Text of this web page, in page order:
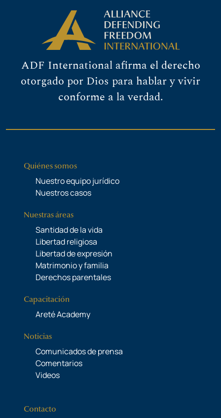
ADF International afirma el derecho
otorgado por Dios para hablar y vivir
conforme a la verdad.
Quiénes somos
Nuestro equipo jurídico
Nuestros casos
Nuestras áreas
Santidad de la vida
Libertad religiosa
Libertad de expresión
Matrimonio y familia
Derechos parentales
Capacitación
Areté Academy
Noticias
Comunicados de prensa
Comentarios
Videos
Contacto